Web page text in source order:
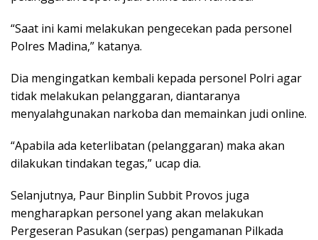
“Saat ini kami melakukan pengecekan pada personel
Polres Madina,” katanya.
Dia mengingatkan kembali kepada personel Polri agar
tidak melakukan pelanggaran, diantaranya
menyalahgunakan narkoba dan memainkan judi online.
“Apabila ada keterlibatan (pelanggaran) maka akan
dilakukan tindakan tegas,” ucap dia.
Selanjutnya, Paur Binplin Subbit Provos juga
mengharapkan personel yang akan melakukan
Pergeseran Pasukan (serpas) pengamanan Pilkada